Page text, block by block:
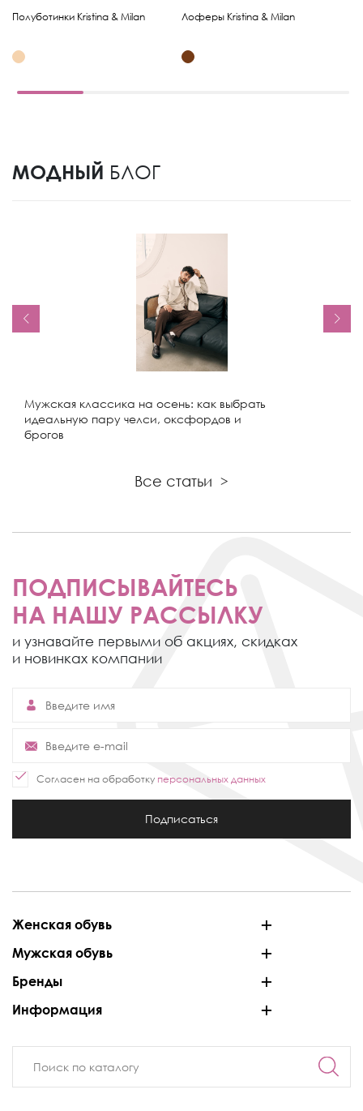
Полуботинки Kristina & Milan Лоферы Kristina & Milan
МОДНЫЙ БЛОГ
Мужская классика на осень: как выбрать
идеальную пару челси, оксфордов и
брогов
Все статьи >
ПОДПИСЫВАЙТЕСЬ
НА НАШУ РАССЫЛКУ
и узнавайте первыми об акциях, скидках
и новинках компании
Согласен на обработку персональных данных
Подписаться
Женская обувь
Мужская обувь
Бренды
Информация